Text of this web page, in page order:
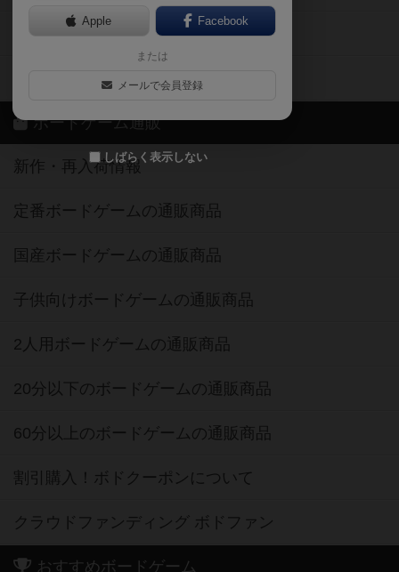
Apple Facebook
または
メールで会員登録
しばらく表示しない
ボードゲーム業界コラム
ボドゲーマご利用案内
ボードゲーム通販
新作・再入荷情報
定番ボードゲームの通販商品
国産ボードゲームの通販商品
子供向けボードゲームの通販商品
2人用ボードゲームの通販商品
20分以下のボードゲームの通販商品
60分以上のボードゲームの通販商品
割引購入！ボドクーポンについて
クラウドファンディング ボドファン
おすすめボードゲーム